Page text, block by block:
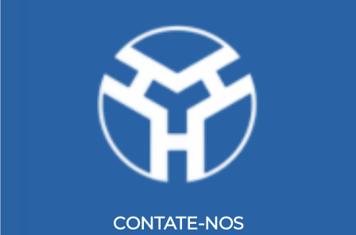
CONTATE-NOS